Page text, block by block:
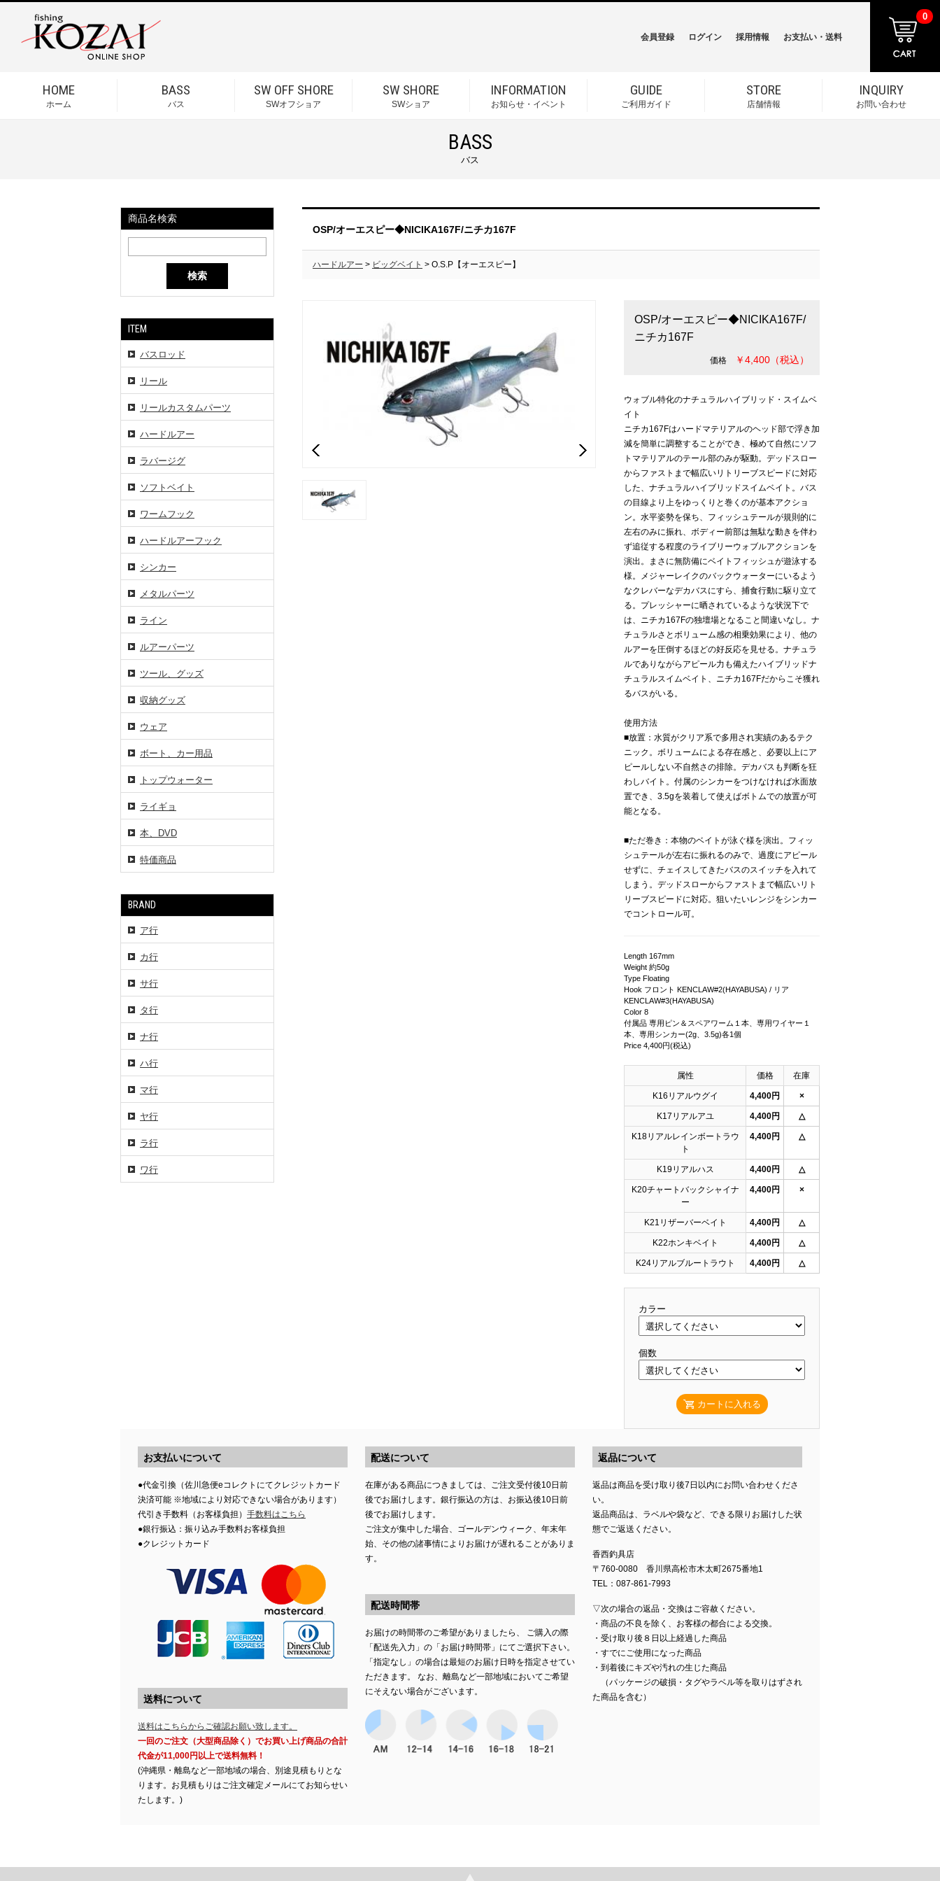
HOME
ホーム
BASS
バス
SW OFF SHORE
SWオフショア
SW SHORE
SWショア
INFORMATION
お知らせ・イベント
GUIDE
ご利用ガイド
STORE
店舗情報
INQUIRY
お問い合わせ
会員登録 ログイン 採用情報 お支払い・送料
0
BASS
バス
商品名検索
検索
ITEM
バスロッド
リール
リールカスタムパーツ
ハードルアー
ラバージグ
ソフトベイト
ワームフック
ハードルアーフック
シンカー
メタルパーツ
ライン
ルアーパーツ
ツール、グッズ
収納グッズ
ウェア
ボート、カー用品
トップウォーター
ライギョ
本、DVD
特価商品
BRAND
ア行
カ行
サ行
タ行
ナ行
ハ行
マ行
ヤ行
ラ行
ワ行
OSP/オーエスピー◆NICIKA167F/ニチカ167F
ハードルアー > ビッグベイト > O.S.P【オーエスピー】
OSP/オーエスピー◆NICIKA167F/
ニチカ167F
価格 ￥4,400（税込）
ウォブル特化のナチュラルハイブリッド・スイムベ
イト
ニチカ167Fはハードマテリアルのヘッド部で浮き加
減を簡単に調整することができ、極めて自然にソフ
トマテリアルのテール部のみが駆動。デッドスロー
からファストまで幅広いリトリーブスピードに対応
した、ナチュラルハイブリッドスイムベイト。バス
の目線より上をゆっくりと巻くのが基本アクショ
ン。水平姿勢を保ち、フィッシュテールが規則的に
左右のみに振れ、ボディー前部は無駄な動きを伴わ
ず追従する程度のライブリーウォブルアクションを
演出。まさに無防備にベイトフィッシュが遊泳する
様。メジャーレイクのバックウォーターにいるよう
なクレバーなデカバスにすら、捕食行動に駆り立て
る。プレッシャーに晒されているような状況下で
は、ニチカ167Fの独壇場となること間違いなし。ナ
チュラルさとボリューム感の相乗効果により、他の
ルアーを圧倒するほどの好反応を見せる。ナチュラ
ルでありながらアピール力も備えたハイブリッドナ
チュラルスイムベイト、ニチカ167Fだからこそ獲れ
るバスがいる。
使用方法
■放置：水質がクリア系で多用され実績のあるテク
ニック。ボリュームによる存在感と、必要以上にア
ピールしない不自然さの排除。デカバスも判断を狂
わしバイト。付属のシンカーをつけなければ水面放
置でき、3.5gを装着して使えばボトムでの放置が可
能となる。
■ただ巻き：本物のベイトが泳ぐ様を演出。フィッ
シュテールが左右に振れるのみで、過度にアピール
せずに、チェイスしてきたバスのスイッチを入れて
しまう。デッドスローからファストまで幅広いリト
リーブスピードに対応。狙いたいレンジをシンカー
でコントロール可。
Length 167mm
Weight 約50g
Type Floating
Hook フロント KENCLAW#2(HAYABUSA) / リア
KENCLAW#3(HAYABUSA)
Color 8
付属品 専用ピン＆スペアワーム１本、専用ワイヤー１
本、専用シンカー(2g、3.5g)各1個
Price 4,400円(税込)
属性 価格 在庫
K16リアルウグイ 4,400円 ×
K17リアルアユ 4,400円 △
K18リアルレインボートラウ
ト
4,400円 △
K19リアルハス 4,400円 △
K20チャートバックシャイナ
ー
4,400円 ×
K21リザーバーベイト 4,400円 △
K22ホンキベイト 4,400円 △
K24リアルブルートラウト 4,400円 △
カラー
個数
カートに入れる
お支払いについて
●代金引換（佐川急便eコレクトにてクレジットカード
決済可能 ※地域により対応できない場合があります）
代引き手数料（お客様負担） 手数料はこちら
●銀行振込：振り込み手数料お客様負担
●クレジットカード
送料について
送料はこちらからご確認お願い致します。
一回のご注文（大型商品除く）でお買い上げ商品の合計
代金が11,000円以上で送料無料！
(沖縄県・離島など一部地域の場合、別途見積もりとな
ります。お見積もりはご注文確定メールにてお知らせい
たします。)
配送について
在庫がある商品につきましては、ご注文受付後10日前
後でお届けします。銀行振込の方は、お振込後10日前
後でお届けします。
ご注文が集中した場合、ゴールデンウィーク、年末年
始、その他の諸事情によりお届けが遅れることがありま
す。
配送時間帯
お届けの時間帯のご希望がありましたら、 ご購入の際
「配送先入力」の「お届け時間帯」にてご選択下さい。
「指定なし」の場合は最短のお届け日時を指定させてい
ただきます。 なお、離島など一部地域においてご希望
にそえない場合がございます。
返品について
返品は商品を受け取り後7日以内にお問い合わせくださ
い。
返品商品は、ラベルや袋など、できる限りお届けした状
態でご返送ください。
香西釣具店
〒760-0080 香川県高松市木太町2675番地1
TEL：087-861-7993
▽次の場合の返品・交換はご容赦ください。
・商品の不良を除く、お客様の都合による交換。
・受け取り後８日以上経過した商品
・すでにご使用になった商品
・到着後にキズや汚れの生じた商品
（パッケージの破損・タグやラベル等を取りはずされ
た商品を含む）